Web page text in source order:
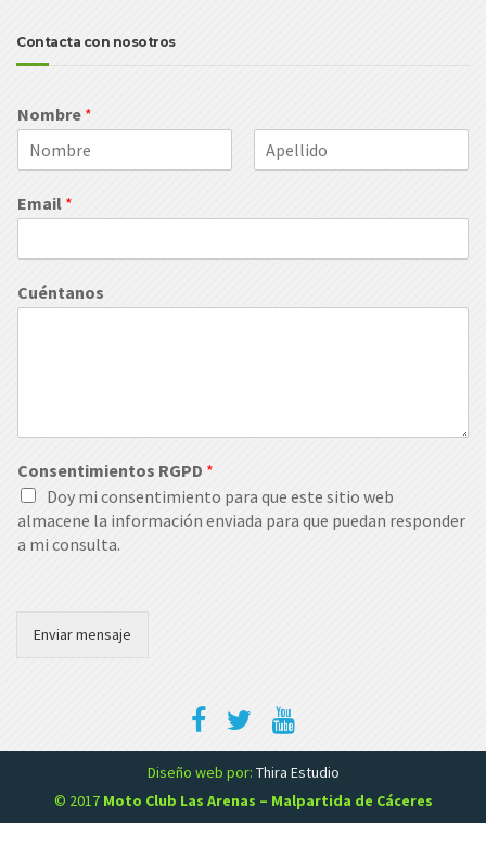
Contacta con nosotros
Nombre *
o
m
e
i
Email *
Cuéntanos
Consentimientos RGPD *
Doy mi consentimiento para que este sitio web
almacene la información enviada para que puedan responder
a mi consulta.
Enviar mensaje
Diseño web por: Thira Estudio
© 2017 Moto Club Las Arenas – Malpartida de Cáceres